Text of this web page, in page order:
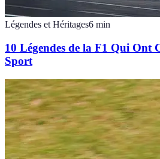
Légendes et Héritages6 min
10 Légendes de la F1 Qui Ont
Sport